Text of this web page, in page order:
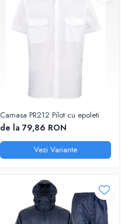
Camasa PR212 Pilot cu epoleti
de la 79,86 RON
Vezi Variante